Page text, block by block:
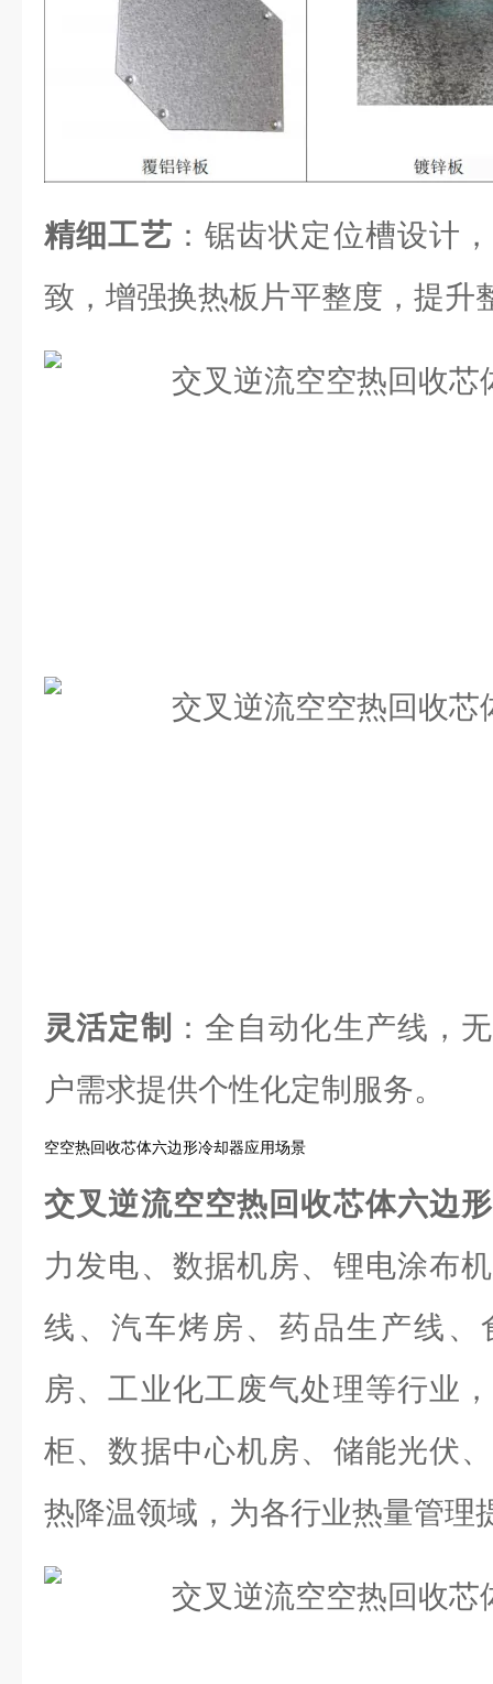
精细工艺 ：锯齿状定位槽设计
致，增强换热板片平整度，提升
灵活定制
：全自动化生产线，
户需求提供个性化定制服务。
空空热回收芯体六边形冷却器应用场景
交叉逆流空空热回收芯体六边
力发电、数据机房、锂电涂布
线、汽车烤房、药品生产线、
房、工业化工废气处理等行业
柜、数据中心机房、储能光伏
热降温领域，为各行业热量管理